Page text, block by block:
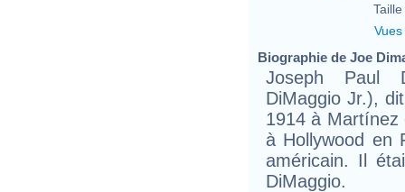
Taille
Vues
Biographie de Joe
Joseph Paul
DiMaggio Jr.),
1914 à
à Hollywood en
américain. Il
DiMaggio.